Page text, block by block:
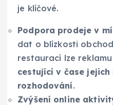
je klíčové.
Podpora prodeje v
dat o blízkosti
restaurací lze reklamu
cestující v čase jejich
rozhodování.
Zvýšení online